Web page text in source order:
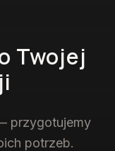
Twojej
przygotujemy
potrzeb.